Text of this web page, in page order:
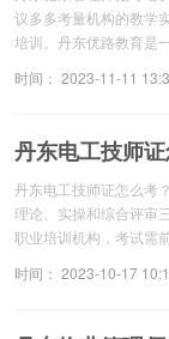
议多多考量机构的教学
培训。丹东优路教育是
时间： 2023-11-11
丹东电工技师
丹东电工技师证怎么考
理论、实操和综合评审
职业培训机构，考试需
具体流程机构会为考生
时间： 2023-10-17